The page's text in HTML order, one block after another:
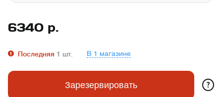
6340 р.
Последняя 1 шт. В 1 магазине
Зарезервировать ?